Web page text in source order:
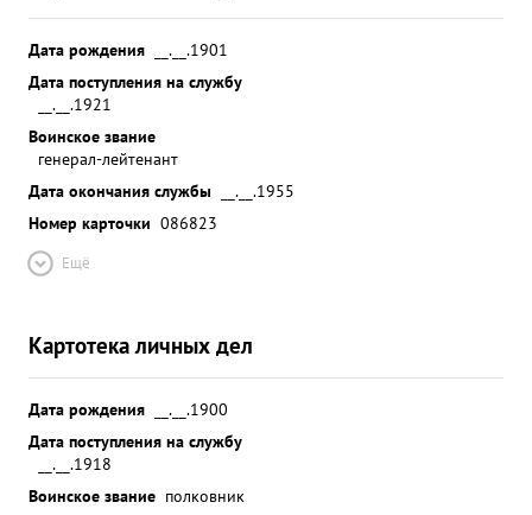
Дата рождения
__.__.1901
Дата поступления на службу
__.__.1921
Воинское звание
генерал-лейтенант
Дата окончания службы
__.__.1955
Номер карточки 086823
Ещё
Картотека личных дел
Дата рождения
__.__.1900
Дата поступления на службу
__.__.1918
Воинское звание полковник